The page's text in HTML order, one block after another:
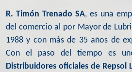
R. Timón Trenado SA, es una
del comercio al por Mayor de
1988 y con más de 35 años de
Con el paso del tiempo es
Distribuidores oficiales de Repsol